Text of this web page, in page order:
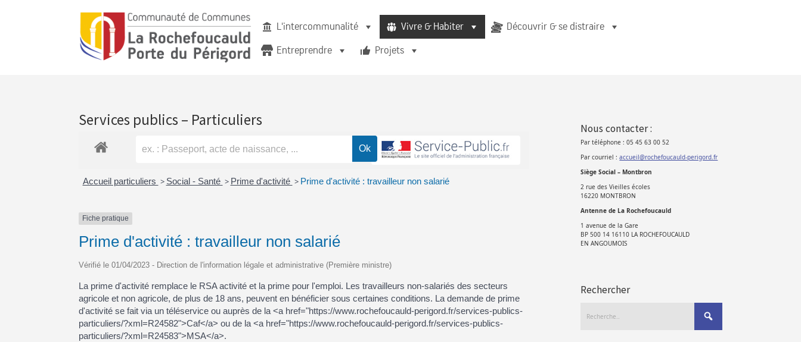
L'intercommunalité Vivre & Habiter
Découvrir & se distraire
Entreprendre
Projets
Services publics – Particuliers
Accueil particuliers > Social - Santé > Prime d'activité > Prime d'activité : travailleur non salarié
Fiche pratique
Prime d'activité : travailleur non salarié
Vérifié le 01/04/2023 - Direction de l'information légale et administrative (Première ministre)
La prime d'activité remplace le RSA activité et la prime pour l'emploi. Les travailleurs non-salariés des secteurs
agricole et non agricole, de plus de 18 ans, peuvent en bénéficier sous certaines conditions. La demande de prime
d'activité se fait via un téléservice ou auprès de la <a href="https://www.rochefoucauld-perigord.fr/services-publics-
particuliers/?xml=R24582">Caf</a> ou de la <a href="https://www.rochefoucauld-perigord.fr/services-publics-
particuliers/?xml=R24583">MSA</a>.
Nous contacter :
Par téléphone : 05 45 63 00 52
Par courriel :accueil@rochefoucauld-perigord.fr
Siège Social – Montbron
2 rue des Vieilles écoles
16220 MONTBRON
Antenne de La Rochefoucauld
1 avenue de la Gare
BP 500 14 16110 LA ROCHEFOUCAULD
EN ANGOUMOIS
Rechercher